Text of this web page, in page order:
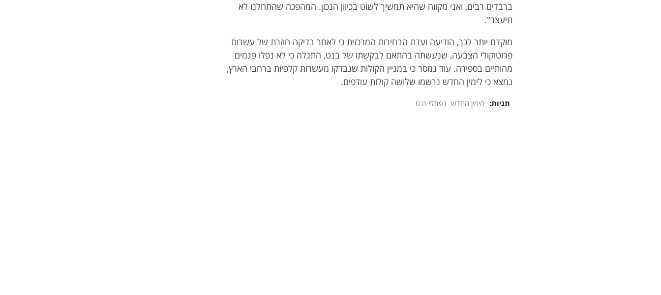
ברבדים רבים, ואני מקווה שהיא תמשיך לשוט בכיוון הנכון. המהפכה שהתחלנו לא
תיעצר".
מוקדם יותר לכך, הודיעה ועדת הבחירות המרכזית כי לאחר בדיקה חוזרת של עשרות
פרוטוקולי הצבעה, שנעשתה בהתאם לבקשתו של בנט, התגלה כי לא נפלו פגמים
מהותיים בספירה. עוד נמסר כי במניין הקולות שנבדקו מעשרות קלפיות ברחבי הארץ,
נמצא כי לימין החדש נרשמו שלושה קולות עודפים.
תגיות: הימין החדש נפתלי בנט